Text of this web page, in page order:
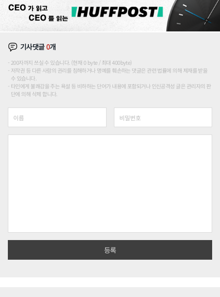
기사댓글0개
200자까지 쓰실 수 있습니다. (현재 0 byte / 최대 400byte)
저작권 등 다른 사람의 권리를 침해하거나 명예를 훼손하는 댓글은 관련 법률에 의해 제재를 받을
수 있습니다.
타인에게 불쾌감을 주는 욕설 등 비하하는 단어가 내용에 포함되거나 인신공격성 글은 관리자의 판
단에 의해 삭제 합니다.